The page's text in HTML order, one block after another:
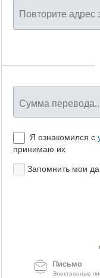
Я ознакомился с
принимаю их
Запомнить мои
Письмо
Электронные